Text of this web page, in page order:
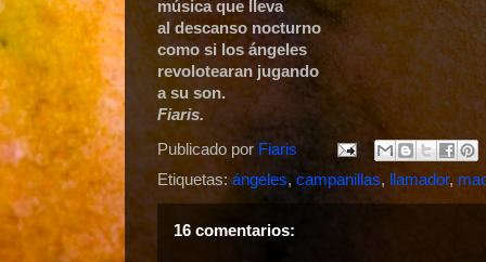
música que lleva
al descanso nocturno
como si los ángeles
revolotearan jugando
a su son.
Fiaris.
Publicado por Fiaris
Etiquetas: ángeles, campanillas, llamador,
16 comentarios: